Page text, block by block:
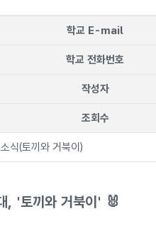
학교 E-mail
학교 전화번호
작성자
조회수
식(토끼와 거북이)
, '토끼와 거북이' 🐰